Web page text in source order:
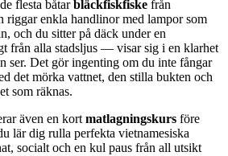
flesta båtarbläckfiskfiske från
riggar enkla handlinor med lampor som
och du sitter på däck under en
från alla stadsljus — visar sig i en klarhet
ser. Det gör ingenting om du inte fångar
det mörka vattnet, den stilla bukten och
som räknas.
även en kortmatlagningskurs före
lär dig rulla perfekta vietnamesiska
socialt och en kul paus från all utsikt